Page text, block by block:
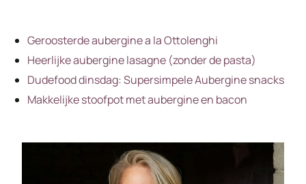
Geroosterde aubergine a la Ottolenghi
Heerlijke aubergine lasagne (zonder de pasta)
Dudefood dinsdag: Supersimpele Aubergine snacks
Makkelijke stoofpot met aubergine en bacon